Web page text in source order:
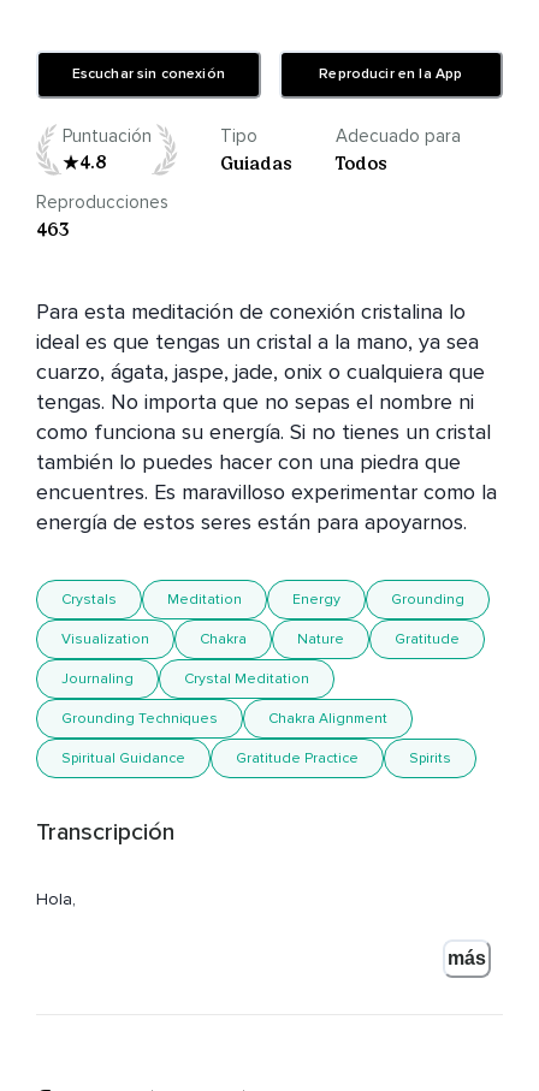
Escuchar sin conexión Reproducir en la App
Puntuación
4.8
Tipo
Guiadas
Adecuado para
Todos
Reproducciones
463
Para esta meditación de conexión cristalina lo
ideal es que tengas un cristal a la mano, ya sea
cuarzo, ágata, jaspe, jade, onix o cualquiera que
tengas. No importa que no sepas el nombre ni
como funciona su energía. Si no tienes un cristal
también lo puedes hacer con una piedra que
encuentres. Es maravilloso experimentar como la
energía de estos seres están para apoyarnos.
Crystals Meditation Energy Grounding
Visualization Chakra Nature Gratitude
Journaling Crystal Meditation
Grounding Techniques Chakra Alignment
Spiritual Guidance Gratitude Practice Spirits
Transcripción
Hola,
Te habla Alicia Liscano de Alquimía del Cielo y vamos a
más